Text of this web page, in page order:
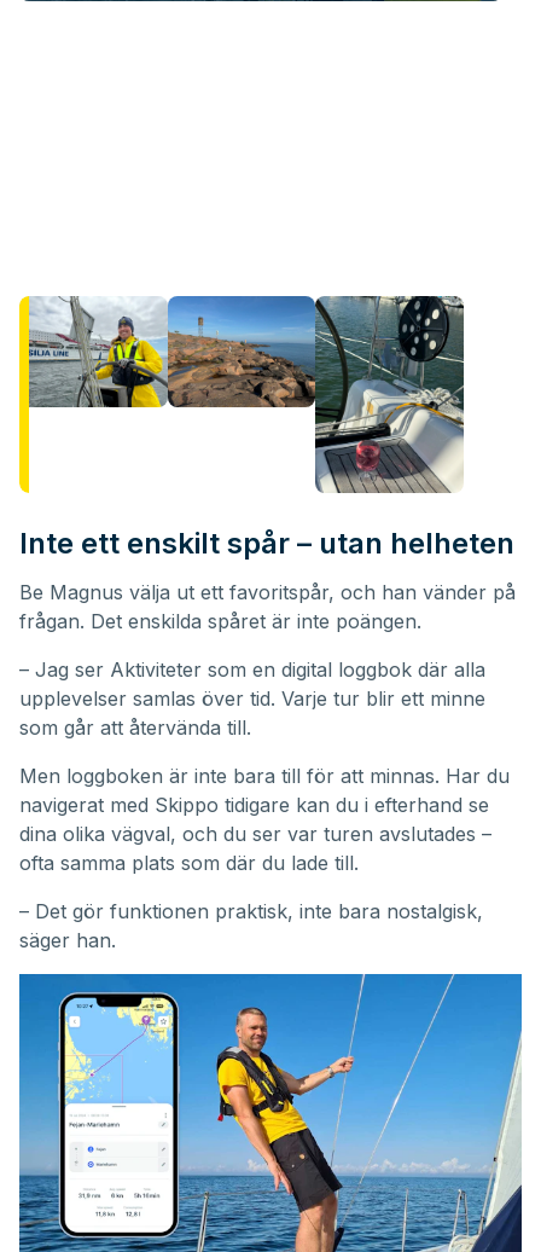
Inte ett enskilt spår – utan helheten
Be Magnus välja ut ett favoritspår, och han vänder på
frågan. Det enskilda spåret är inte poängen.
– Jag ser Aktiviteter som en digital loggbok där alla
upplevelser samlas över tid. Varje tur blir ett minne
som går att återvända till.
Men loggboken är inte bara till för att minnas. Har du
navigerat med Skippo tidigare kan du i efterhand se
dina olika vägval, och du ser var turen avslutades –
ofta samma plats som där du lade till.
– Det gör funktionen praktisk, inte bara nostalgisk,
säger han.